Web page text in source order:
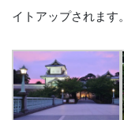
イトアップされます。